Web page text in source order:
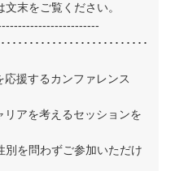
末をご覧ください。
･････････････････････････
応援するカンファレンス
アを考えるセッションを
別を問わずご参加いただけ